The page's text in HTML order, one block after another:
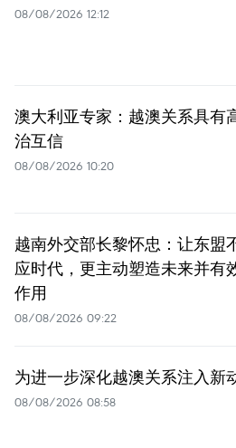
08/08/2026 12:12
澳大利亚专家：越澳关系具有
治互信
08/08/2026 10:20
越南外交部长黎怀忠：让东盟
应时代，更主动塑造未来并有
作用
08/08/2026 09:22
为进一步深化越澳关系注入新
08/08/2026 08:58